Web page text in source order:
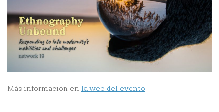
Más información en la web del evento.